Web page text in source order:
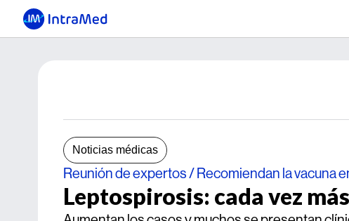
Noticias médicas
Reunión de expertos / Recomiendan la vacuna
Leptospirosis: cada vez